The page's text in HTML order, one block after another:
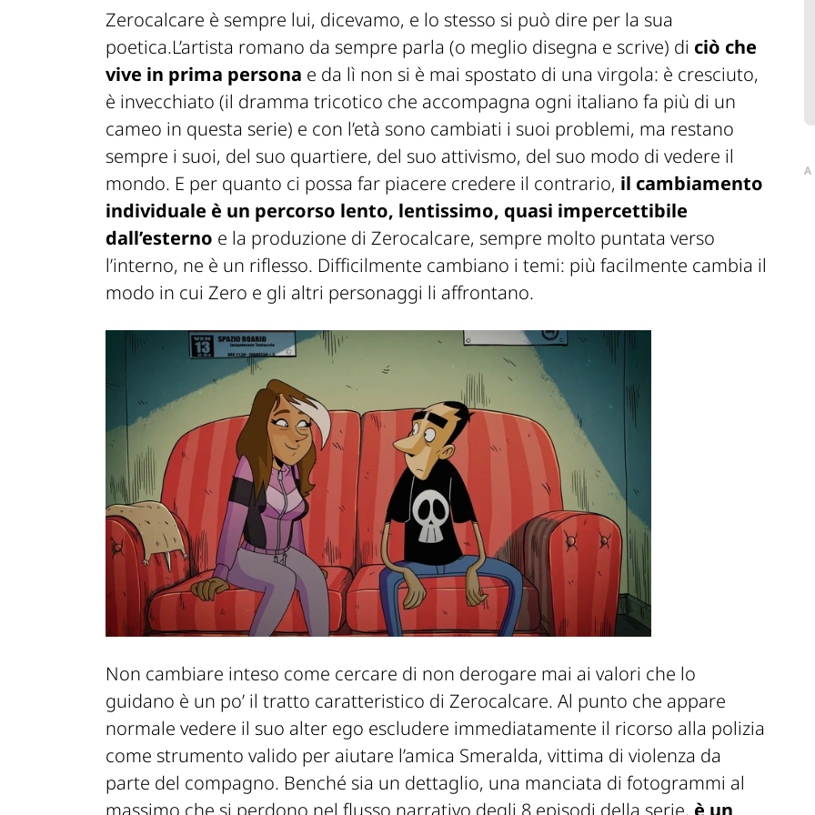
Zerocalcare è sempre lui, dicevamo, e lo stesso si può dire per la sua
poetica.L’artista romano da sempre parla (o meglio disegna e scrive) di ciò che
vive in prima persona e da lì non si è mai spostato di una virgola: è cresciuto,
è invecchiato (il dramma tricotico che accompagna ogni italiano fa più di un
cameo in questa serie) e con l’età sono cambiati i suoi problemi, ma restano
sempre i suoi, del suo quartiere, del suo attivismo, del suo modo di vedere il
mondo. E per quanto ci possa far piacere credere il contrario, il cambiamento
individuale è un percorso lento, lentissimo, quasi impercettibile
dall’esterno e la produzione di Zerocalcare, sempre molto puntata verso
l’interno, ne è un riflesso. Difficilmente cambiano i temi: più facilmente cambia il
modo in cui Zero e gli altri personaggi li affrontano.
Non cambiare inteso come cercare di non derogare mai ai valori che lo
guidano è un po’ il tratto caratteristico di Zerocalcare. Al punto che appare
normale vedere il suo alter ego escludere immediatamente il ricorso alla polizia
come strumento valido per aiutare l’amica Smeralda, vittima di violenza da
parte del compagno. Benché sia un dettaglio, una manciata di fotogrammi al